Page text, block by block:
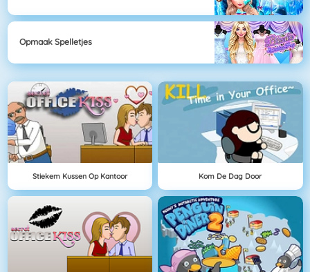
Opmaak Spelletjes
Stiekem Kussen Op Kantoor Kom De Dag Door